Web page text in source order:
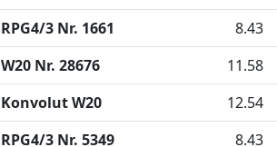
RPG4/3 Nr. 1661 8.43
W20 Nr. 28676 11.58
Konvolut W20 12.54
RPG4/3 Nr. 5349 8.43